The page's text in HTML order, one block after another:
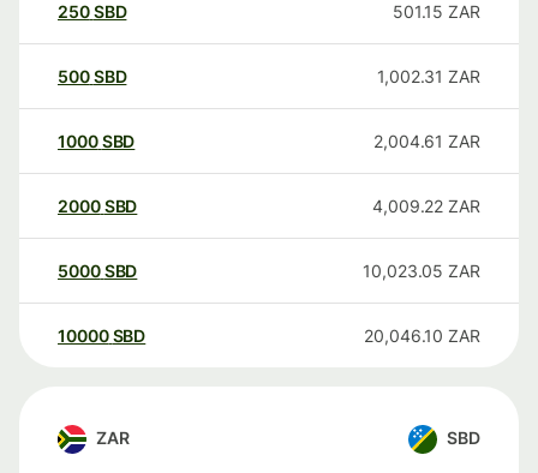
250SBD 501.15 ZAR
500SBD 1,002.31 ZAR
1000SBD 2,004.61 ZAR
2000SBD 4,009.22 ZAR
5000SBD 10,023.05 ZAR
10000 SBD 20,046.10 ZAR
ZAR SBD